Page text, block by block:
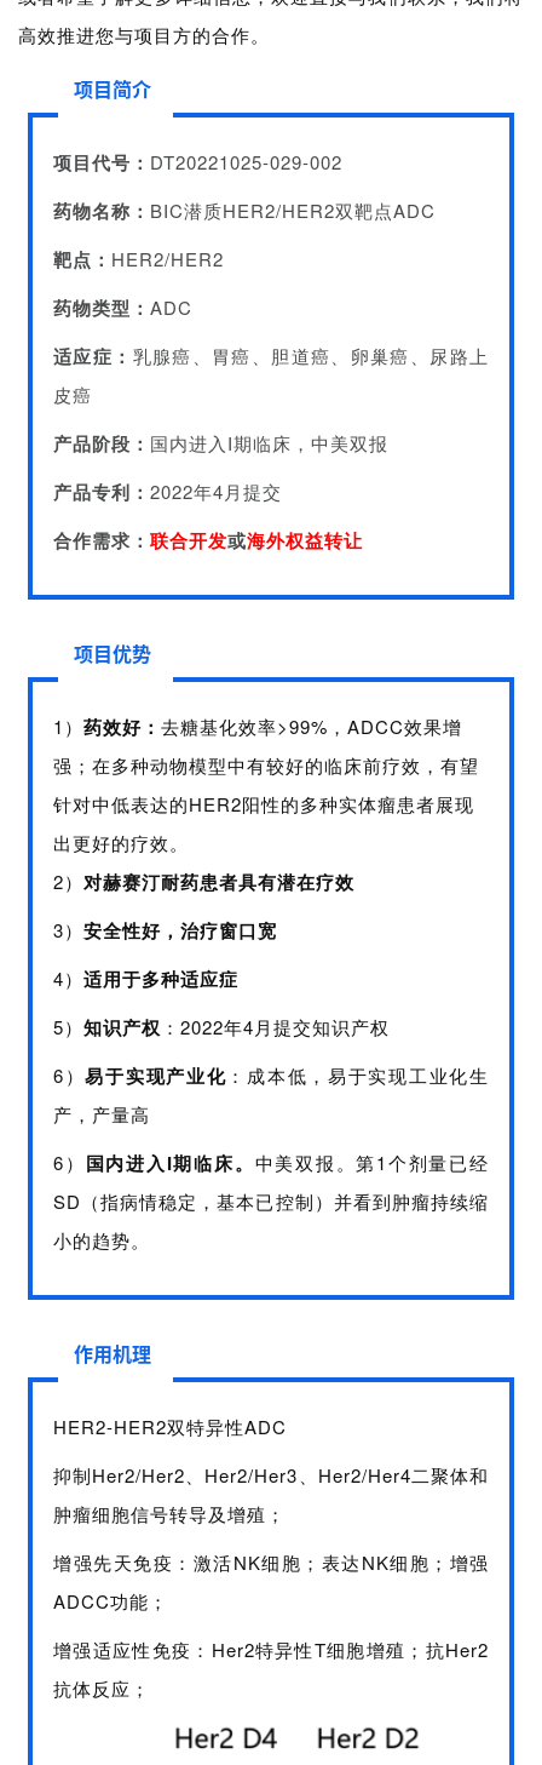
高效推进您与项目方的合作。
项目简介
项目代号： DT20221025-029-002
药物名称 ： BIC潜质HER2/HER2双靶点ADC
靶点： HER2/HER2
药物类型： ADC
适应症 ： 乳腺癌、胃癌、胆道癌、卵巢癌、尿路上
皮癌
产品阶段： 国内进入I期临床，中美双报
产品专利： 2022年4月提交
合作需求： 联合开发或海外权益转让
项目优势
1） 药效好： 去糖基化效率>99%，ADCC效果增
强； 在多种动物模型中有较好的临床前疗效，有望
针对中低表达的HER2阳性的多种实体瘤患者展现
出更好的疗效。
2） 对赫赛汀耐药患者具有潜在疗效
3） 安全性好，治疗窗口宽
4） 适用于多种适应症
5） 知识产权 ：2022年4月提交知识产权
6）易于实现产业化 ：成本低，易于实现工业化生
产，产量高
6） 国内进入I期临床。 中美双报。第1个剂量已经
SD（指病情稳定，基本已控制）并看到肿瘤持续缩
小的趋势。
作用机理
HER2-HER2双特异性ADC
抑制Her2/Her2、Her2/Her3、Her2/Her4二聚体和
肿瘤细胞信号转导及增殖；
增强先天免疫：激活NK细胞；表达NK细胞；增强
ADCC功能；
增强适应性免疫：Her2特异性T细胞增殖；抗Her2
抗体反应；